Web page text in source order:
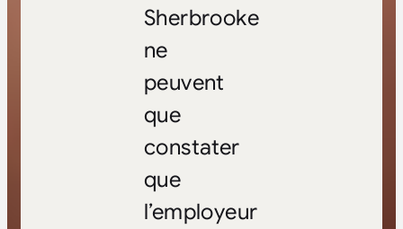
Sherbrooke
ne
peuvent
que
constater
que
l’employeur